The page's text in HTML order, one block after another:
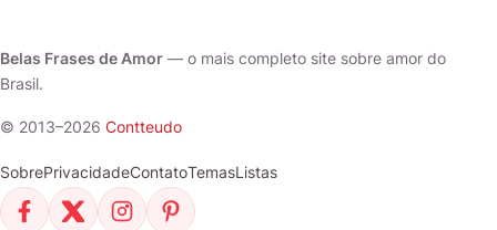
Belas Frases de Amor — o mais completo site sobre amor do
Brasil.
© 2013–2026 Contteudo
SobrePrivacidadeContatoTemasListas